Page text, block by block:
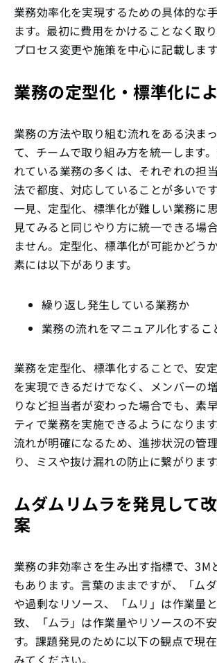
業務効率化を実現するための具体的な
ます。最初に費用をかけることなく取
プロセス変更や施策を中心に記載します
業務の定型化・標準化に
業務の方法や取り組む流れをある決ま
て、チームで取り組み方を統一します
れている業務の多くは、それぞれの担
法で都度、対応していることが多いです
一見、定型化、標準化が難しい業務に
見てみると同じやり方に統一できる場
ません。定型化、標準化が可能かどう
素には以下があります。
繰り返し発生している業務か
業務の流れをマニュアル化するこ
業務を定型化、標準化することで、安
を実現できるだけでなく、メンバーの
りなど担当者が変わった場合でも、素
ティで業務を実施できるようになりま
流れが明確になるため、進捗状況の管
り、ミスや抜け漏れの防止に繋がります
ムダムリムラを発見して
案
業務の非効率さを生み出す指標で、3M
もあります。言葉のままですが、「ム
や過剰なリソース、「ムリ」は作業量
致、「ムラ」は作業量やリソースの不
す。課題発見のために以下の観点で現
みてください。